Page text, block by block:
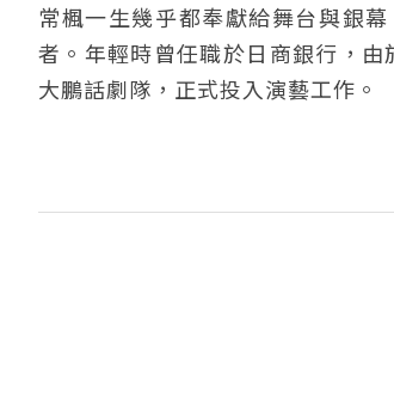
常楓一生幾乎都奉獻給舞台與銀
者。年輕時曾任職於日商銀行，
大鵬話劇隊，正式投入演藝工作。